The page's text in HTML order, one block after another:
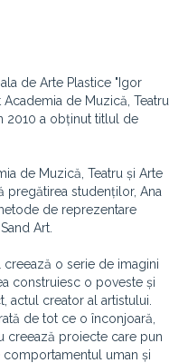
de Arte Plastice "Igor
de Muzică, Teatru
2010 a obținut titlul de
de Muzică, Teatru și Arte
pregătirea studenților, Ana
de reprezentare
Art.
o serie de imagini
construiesc o poveste și
actul creator al artistului.
de tot ce o înconjoară,
creează proiecte care pun
uman și